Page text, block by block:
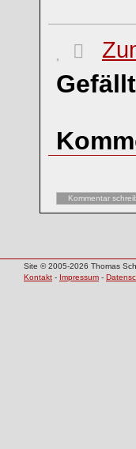
Gefällt
Kommentar
Site © 2005-2026 Thomas
Kontakt - Impressum -